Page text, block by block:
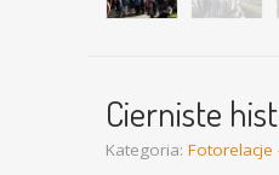
Cierniste
Kategoria: Fotorelacje